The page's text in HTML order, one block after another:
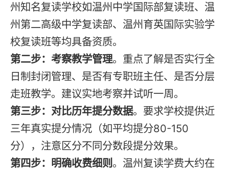
州知名复读学校如温州中学国际部复读班、温
州第二高级中学复读部、温州育英国际实验学
校复读班等均具备资质。
第二步：考察教学管理。重点了解是否实行全
日制封闭管理、是否有专职班主任、是否分层
走班教学。建议实地考察并试听一周。
第三步：对比历年提分数据。要求学校提供近
三年真实提分情况（如平均提分80-150
分），注意区分不同分数段提分效果。
第四步：明确收费细则 。温州复读学费大约在